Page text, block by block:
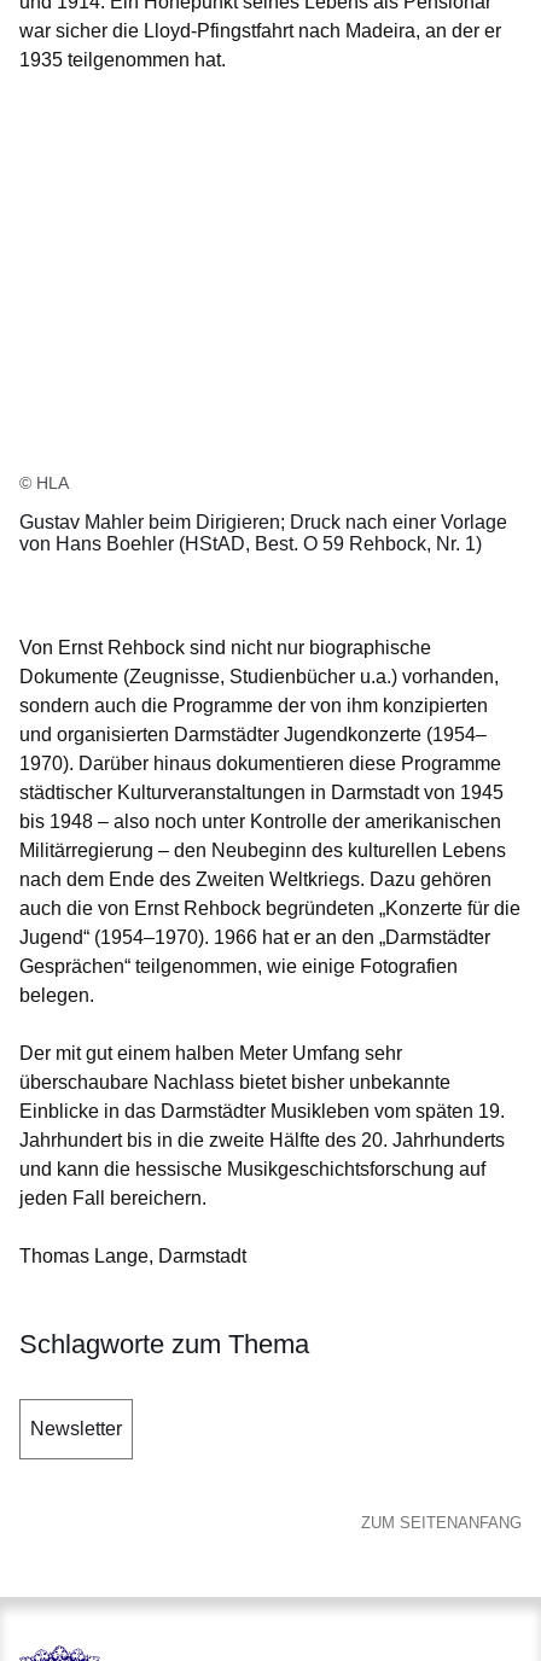
war sicher die Lloyd-Pfingstfahrt nach Madeira, an der er
1935 teilgenommen hat.
© HLA
Gustav Mahler beim Dirigieren; Druck nach einer Vorlage
von Hans Boehler (HStAD, Best. O 59 Rehbock, Nr. 1)
Von Ernst Rehbock sind nicht nur biographische
Dokumente (Zeugnisse, Studienbücher u.a.) vorhanden,
sondern auch die Programme der von ihm konzipierten
und organisierten Darmstädter Jugendkonzerte (1954–
1970). Darüber hinaus dokumentieren diese Programme
städtischer Kulturveranstaltungen in Darmstadt von 1945
bis 1948 – also noch unter Kontrolle der amerikanischen
Militärregierung – den Neubeginn des kulturellen Lebens
nach dem Ende des Zweiten Weltkriegs. Dazu gehören
auch die von Ernst Rehbock begründeten „Konzerte für die
Jugend“ (1954–1970). 1966 hat er an den „Darmstädter
Gesprächen“ teilgenommen, wie einige Fotografien
belegen.
Der mit gut einem halben Meter Umfang sehr
überschaubare Nachlass bietet bisher unbekannte
Einblicke in das Darmstädter Musikleben vom späten 19.
Jahrhundert bis in die zweite Hälfte des 20. Jahrhunderts
und kann die hessische Musikgeschichtsforschung auf
jeden Fall bereichern.
Thomas Lange, Darmstadt
Schlagworte zum Thema
Newsletter
ZUM SEITENANFANG